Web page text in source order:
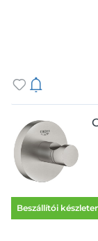
Beszállítói